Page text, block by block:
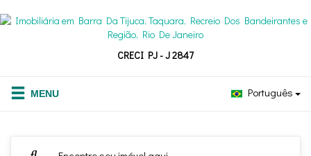
CRECI PJ - J 2847
Português